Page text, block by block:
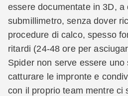
essere documentate in 3D, a
submillimetro, senza dover
procedure di calco, spesso
ritardi (24-48 ore per
Spider non serve essere uno
catturare le impronte e
con il proprio team mentre ci